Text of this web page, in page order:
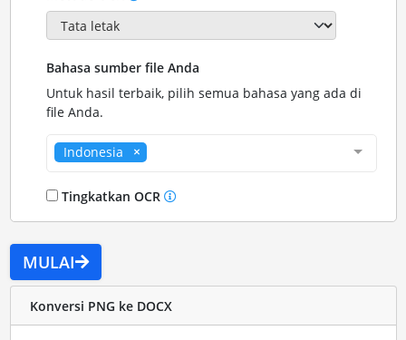
Bahasa sumber file Anda
Untuk hasil terbaik, pilih semua bahasa yang ada di
file Anda.
Indonesia
Tingkatkan OCR
MULAI
Konversi PNG ke DOCX